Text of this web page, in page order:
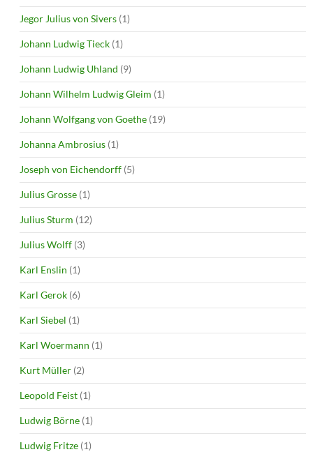
Jegor Julius von Sivers (1)
Johann Ludwig Tieck (1)
Johann Ludwig Uhland (9)
Johann Wilhelm Ludwig Gleim (1)
Johann Wolfgang von Goethe (19)
Johanna Ambrosius (1)
Joseph von Eichendorff (5)
Julius Grosse (1)
Julius Sturm (12)
Julius Wolff (3)
Karl Enslin (1)
Karl Gerok (6)
Karl Siebel (1)
Karl Woermann (1)
Kurt Müller (2)
Leopold Feist (1)
Ludwig Börne (1)
Ludwig Fritze (1)